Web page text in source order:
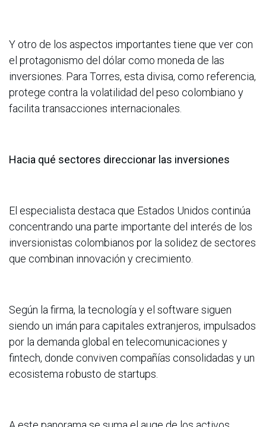
Y otro de los aspectos importantes tiene que ver con
el protagonismo del dólar como moneda de las
inversiones. Para Torres, esta divisa, como referencia,
protege contra la volatilidad del peso colombiano y
facilita transacciones internacionales.
Hacia qué sectores direccionar las inversiones
El especialista destaca que Estados Unidos continúa
concentrando una parte importante del interés de los
inversionistas colombianos por la solidez de sectores
que combinan innovación y crecimiento.
Según la firma, la tecnología y el software siguen
siendo un imán para capitales extranjeros, impulsados
por la demanda global en telecomunicaciones y
fintech, donde conviven compañías consolidadas y un
ecosistema robusto de startups.